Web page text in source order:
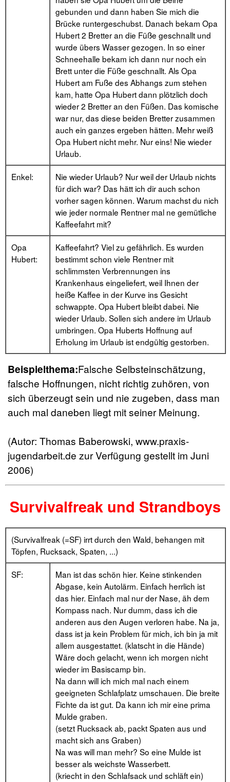
gebunden und dann haben Sie mich die
Brücke runtergeschubst. Danach bekam Opa
Hubert 2 Bretter an die Füße geschnallt und
wurde übers Wasser gezogen. In so einer
Schneehalle bekam ich dann nur noch ein
Brett unter die Füße geschnallt. Als Opa
Hubert am Fuße des Abhangs zum stehen
kam, hatte Opa Hubert dann plötzlich doch
wieder 2 Bretter an den Füßen. Das komische
war nur, das diese beiden Bretter zusammen
auch ein ganzes ergeben hätten. Mehr weiß
Opa Hubert nicht mehr. Nur eins! Nie wieder
Urlaub.
Enkel:
Nie wieder Urlaub? Nur weil der Urlaub nichts
für dich war? Das hätt ich dir auch schon
vorher sagen können. Warum machst du nich
wie jeder normale Rentner mal ne gemütliche
Kaffeefahrt mit?
Opa
Hubert:
Kaffeefahrt? Viel zu gefährlich. Es wurden
bestimmt schon viele Rentner mit
schlimmsten Verbrennungen ins
Krankenhaus eingeliefert, weil Ihnen der
heiße Kaffee in der Kurve ins Gesicht
schwappte. Opa Hubert bleibt dabei. Nie
wieder Urlaub. Sollen sich andere im Urlaub
umbringen. Opa Huberts Hoffnung auf
Erholung im Urlaub ist endgültig gestorben.
Beispielthema:Falsche Selbsteinschätzung,
falsche Hoffnungen, nicht richtig zuhören, von
sich überzeugt sein und nie zugeben, dass man
auch mal daneben liegt mit seiner Meinung.
(Autor: Thomas Baberowski, www.praxis-
jugendarbeit.de zur Verfügung gestellt im Juni
2006)
Survivalfreak und Strandboys
(Survivalfreak (=SF) irrt durch den Wald, behangen mit
Töpfen, Rucksack, Spaten, ...)
SF:
Man ist das schön hier. Keine stinkenden
Abgase, kein Autolärm. Einfach herrlich ist
das hier. Einfach mal nur der Nase, äh dem
Kompass nach. Nur dumm, dass ich die
anderen aus den Augen verloren habe. Na ja,
dass ist ja kein Problem für mich, ich bin ja mit
allem ausgestattet. (klatscht in die Hände)
Wäre doch gelacht, wenn ich morgen nicht
wieder im Basiscamp bin.
Na dann will ich mich mal nach einem
geeigneten Schlafplatz umschauen. Die breite
Fichte da ist gut. Da kann ich mir eine prima
Mulde graben.
(setzt Rucksack ab, packt Spaten aus und
macht sich ans Graben)
Na was will man mehr? So eine Mulde ist
besser als weichste Wasserbett.
(kriecht in den Schlafsack und schläft ein)